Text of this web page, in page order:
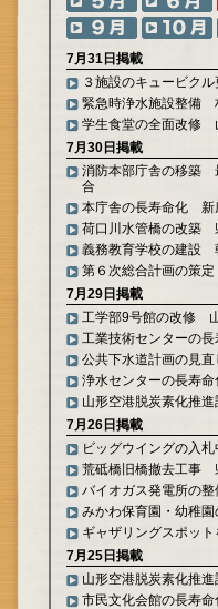
7月31日掲載
３施設のキュービク
緊急時浄水施設整備
学生食堂の全面改修
7月30日掲載
消防本部庁舎の移築
合
本庁舎の長寿命化 新
荷口川水管橋の改築
義務教育学校の建設
第６次総合計画の策
7月29日掲載
工学部9号館の改修
工業技術センターの
公共下水道計画の見
浄水センターの長寿
山形空港脱炭素化推
7月26日掲載
ビッグウイングの入
荒砥橋旧橋撤去工事
バイオガス発電所の
みかわ保育園・幼稚
ギャザリングスポッ
7月25日掲載
山形空港脱炭素化推
市民文化会館の長寿